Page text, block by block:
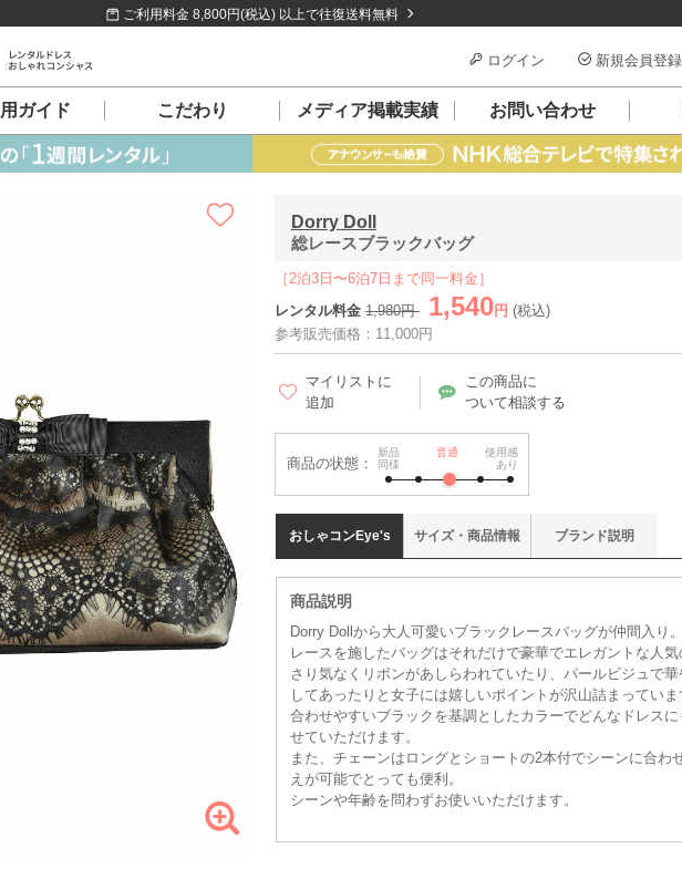
ご利用料金 8,800円(税込) 以上で往復送料無料
ログイン 新規会員登録
ガイド こだわり メディア掲載実績 お問い合わせ
Dorry Doll
総レースブラックバッグ
［2泊3日〜6泊7日まで同一料金］
レンタル料金 1,980円 1,540 円 (税込)
参考販売価格：11,000円
マイリストに
追加
この商品に
ついて相談する
商品の状態：
新品
同様
普通
使用感
あり
おしゃコンEye's
商品説明
Dorry Dollから大人可愛いブラックレースバッグが仲間入り。
レースを施したバッグはそれだけで豪華でエレガントな人気
さり気なくリボンがあしらわれていたり、パールビジュで華
してあったりと女子には嬉しいポイントが沢山詰まっていま
合わせやすいブラックを基調としたカラーでどんなドレス
せていただけます。
また、チェーンはロングとショートの2本付でシーンに合わ
えが可能でとっても便利。
シーンや年齢を問わずお使いいただけます。
サイズ・ 商品情報 ブランド説明